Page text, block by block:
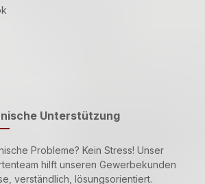
Unterstützung
Probleme? Kein Stress! Unser
hilft unseren Gewerbekunden
verständlich, lösungsorientiert.